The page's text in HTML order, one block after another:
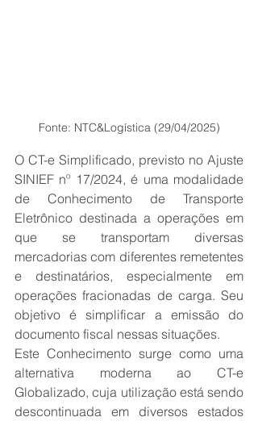
Fonte: NTC&Logística (29/04/2025)
O CT-e Simplificado, previsto no Ajuste
SINIEF nº 17/2024, é uma modalidade
de Conhecimento de Transporte
Eletrônico destinada a operações em
que se transportam diversas
mercadorias com diferentes remetentes
e destinatários, especialmente em
operações fracionadas de carga. Seu
objetivo é simplificar a emissão do
documento fiscal nessas situações.
Este Conhecimento surge como uma
alternativa moderna ao CT-e
Globalizado, cuja utilização está sendo
descontinuada em diversos estados